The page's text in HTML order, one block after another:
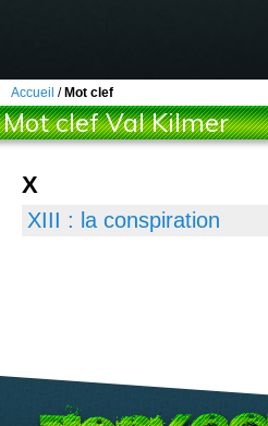
Accueil / Mot clef
Mot clef Val Kilmer
X
XIII : la conspiration